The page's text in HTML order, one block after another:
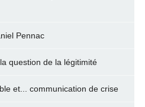
Pennac
question de la légitimité
et... communication de crise